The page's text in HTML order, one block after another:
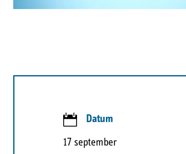

Datum
17 september